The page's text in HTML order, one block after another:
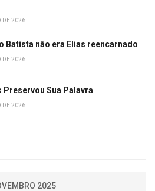
DE 2026
Batista não era Elias reencarnado
DE 2026
Preservou Sua Palavra
DE 2026
2025